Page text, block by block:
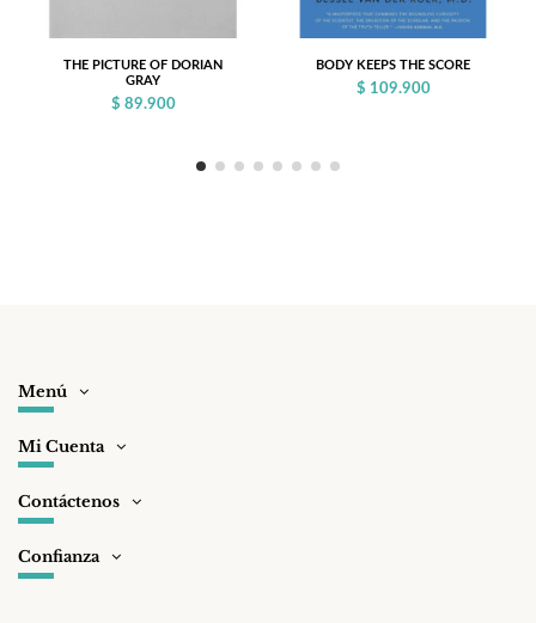
THE PICTURE OF DORIAN
GRAY
$ 89.900
BODY KEEPS THE SCORE
$ 109.900
Menú
Mi Cuenta
Contáctenos
Confianza